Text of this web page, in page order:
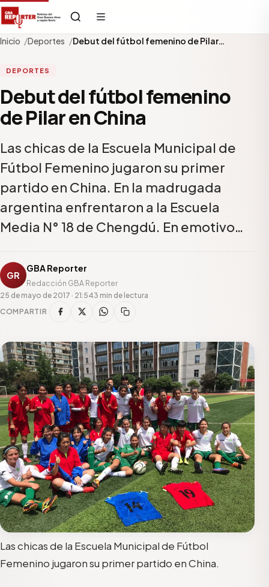
Inicio Deportes Debut del fútbol femenino de Pilar…
DEPORTES
Debut del fútbol femenino
de Pilar en China
Las chicas de la Escuela Municipal de
Fútbol Femenino jugaron su primer
partido en China. En la madrugada
argentina enfrentaron a la Escuela
Media N° 18 de Chengdú. En emotivo…
GR
GBA Reporter
Redacción GBA Reporter
25 de mayo de 2017 · 21:543 min de lectura
COMPARTIR
Las chicas de la Escuela Municipal de Fútbol
Femenino jugaron su primer partido en China.